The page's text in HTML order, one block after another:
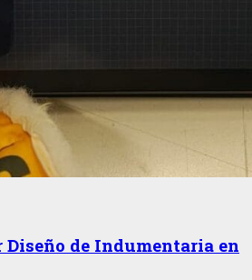
Diseño de Indumentaria en